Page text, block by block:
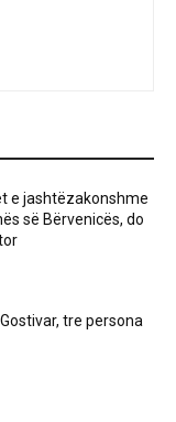
e jashtëzakonshme
së Bërvenicës, do
tre persona